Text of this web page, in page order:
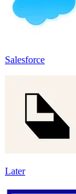
Salesforce
Later